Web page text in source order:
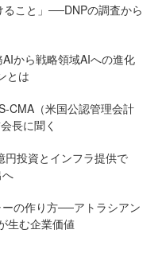
こと」──DNPの調査から
から戦略領域AIへの進化
とは
CMA（米国公認管理会計
長に聞く
円投資とインフラ提供で
へ
の作り方──アトラシアン
生む企業価値